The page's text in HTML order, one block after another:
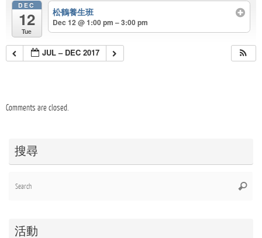
DEC
12
Tue
松鶴養生班
Dec 12 @ 1:00 pm – 3:00 pm
JUL – DEC 2017
Comments are closed.
搜尋
活動